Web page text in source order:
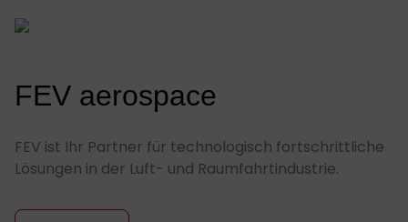
FEV aerospace
FEV ist Ihr Partner für technologisch fortschrittliche
Lösungen in der Luft- und Raumfahrtindustrie.